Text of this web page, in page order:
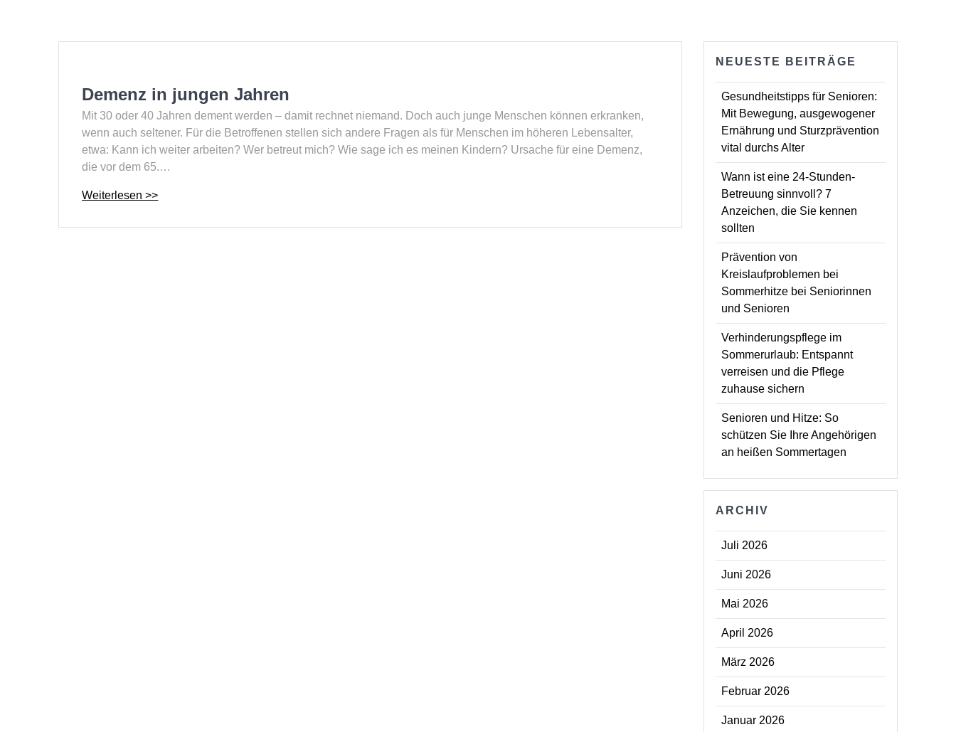
Demenz in jungen Jahren
Mit 30 oder 40 Jahren dement werden – damit rechnet niemand. Doch auch junge Menschen können erkranken,
wenn auch seltener. Für die Betroffenen stellen sich andere Fragen als für Menschen im höheren Lebensalter,
etwa: Kann ich weiter arbeiten? Wer betreut mich? Wie sage ich es meinen Kindern? Ursache für eine Demenz,
die vor dem 65.…
NEUESTE BEITRÄGE
Gesundheitstipps für Senioren:
Mit Bewegung, ausgewogener
Ernährung und Sturzprävention
vital durchs Alter
Wann ist eine 24-Stunden-
Betreuung sinnvoll? 7
Anzeichen, die Sie kennen
sollten
Prävention von
Kreislaufproblemen bei
Sommerhitze bei Seniorinnen
und Senioren
Verhinderungspflege im
Sommerurlaub: Entspannt
verreisen und die Pflege
zuhause sichern
Senioren und Hitze: So
schützen Sie Ihre Angehörigen
an heißen Sommertagen
ARCHIV
Juli 2026
Juni 2026
Mai 2026
April 2026
März 2026
Februar 2026
Januar 2026